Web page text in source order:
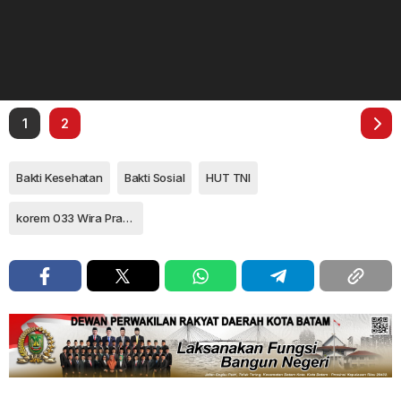
1 2
Bakti Kesehatan Bakti Sosial HUT TNI
korem 033 Wira Pratama